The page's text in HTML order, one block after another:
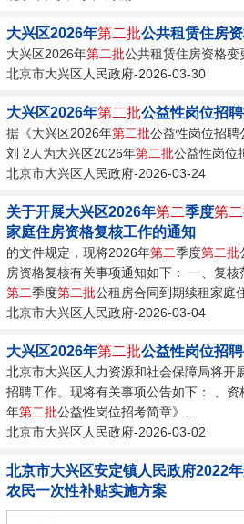
大兴区2026年第二批公共租赁住房
大兴区2026年第二批公共租赁住房资格变
北京市大兴区人民政府-2026-03-30
大兴区2026年第二批公益性岗位招
据《大兴区2026年第二批公益性岗位招聘
刘 2人为大兴区2026年第二批公益性岗位
北京市大兴区人民政府-2026-03-24
关于开展大兴区2026年第二季度第
家庭住房资格复核工作的通知
的文件规定，现将2026年第二季度第二批
房资格复核有关事项通知如下： 一、复
第二季度第二批公租房合同到期续租家庭
北京市大兴区人民政府-2026-03-04
大兴区2026年第二批公益性岗位招
北京市大兴区人力资源和社会保障局将开
招聘工作。现将有关事项公告如下： 、
年第二批公益性岗位招考简章》...
北京市大兴区人民政府-2026-03-02
北京市大兴区安定镇人民政府2022
农民一次性补贴实施方案